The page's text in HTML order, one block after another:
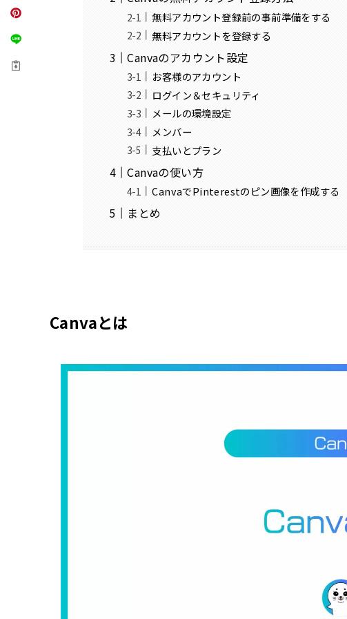
無料アカウント登録前の事前準備をする
無料アカウントを登録する
Canvaのアカウント設定
お客様のアカウント
ログイン＆セキュリティ
メールの環境設定
メンバー
支払いとプラン
Canvaの使い方
CanvaでPinterestのピン画像を作成する
まとめ
Canvaとは